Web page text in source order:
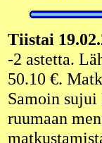
Tiistai
-2 astetta.
50.10 €.
Samoin
ruumaan